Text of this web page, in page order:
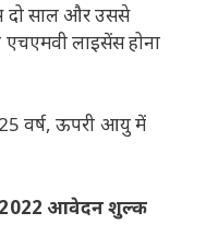
दो साल और उससे
लाइसेंस होना
वर्ष, ऊपरी आयु में
2022 आवेदन शुल्क